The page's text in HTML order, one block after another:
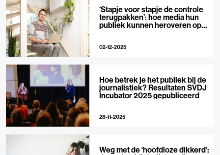
‘Stapje voor stapje de controle
terugpakken’: hoe media hun
publiek kunnen heroveren op
02-12-2025
Hoe betrek je het publiek bij de
journalistiek? Resultaten SVDJ
Incubator 2025 gepubliceerd
28-11-2025
Weg met de ‘hoofdloze dikkerd’: